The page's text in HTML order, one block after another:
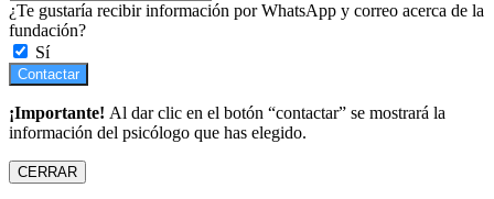
¿Te gustaría recibir información por WhatsApp y correo acerca de la
fundación?
Sí
Contactar
¡Importante! Al dar clic en el botón “contactar” se mostrará la
información del psicólogo que has elegido.
CERRAR